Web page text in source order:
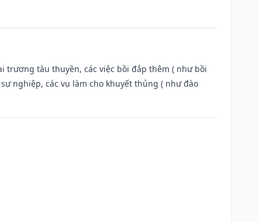
trương tàu thuyền, các việc bồi đắp thêm ( như bồi
nghiệp, các vụ làm cho khuyết thủng ( như đào